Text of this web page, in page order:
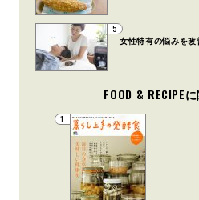
5
女性特有の悩みを
FOOD & RECIPE
1